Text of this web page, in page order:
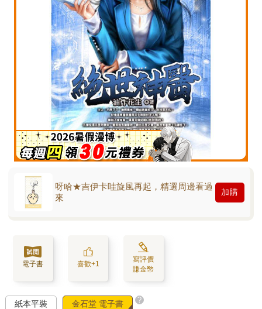
呀哈★吉伊卡哇旋風再起，精選周邊看過
來
加購
電子書 喜歡+1
寫評價
賺金幣
紙本平裝 金石堂 電子書 ?